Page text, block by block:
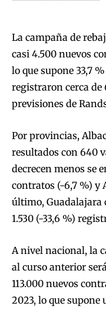
La campaña de
casi 4.500 nuevos
lo que supone 33,7
registraron cerca de
previsiones de
Por provincias,
resultados con 640
decrecen menos se
contratos (-6,7 %) y
último, Guadalajara
1.530 (-33,6 %)
A nivel nacional, la
al curso anterior
113.000 nuevos
2023, lo que supone